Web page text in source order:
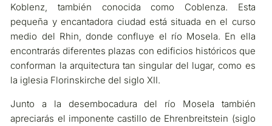
Koblenz, también conocida como Coblenza. Esta
pequeña y encantadora ciudad está situada en el curso
medio del Rhin, donde confluye el río Mosela. En ella
encontrarás diferentes plazas con edificios históricos que
conforman la arquitectura tan singular del lugar, como es
la iglesia Florinskirche del siglo XII.
Junto a la desembocadura del río Mosela también
apreciarás el imponente castillo de Ehrenbreitstein (siglo